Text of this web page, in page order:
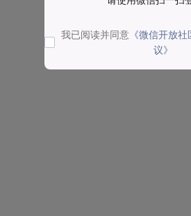
我已阅读并同意 《微信开放
议》